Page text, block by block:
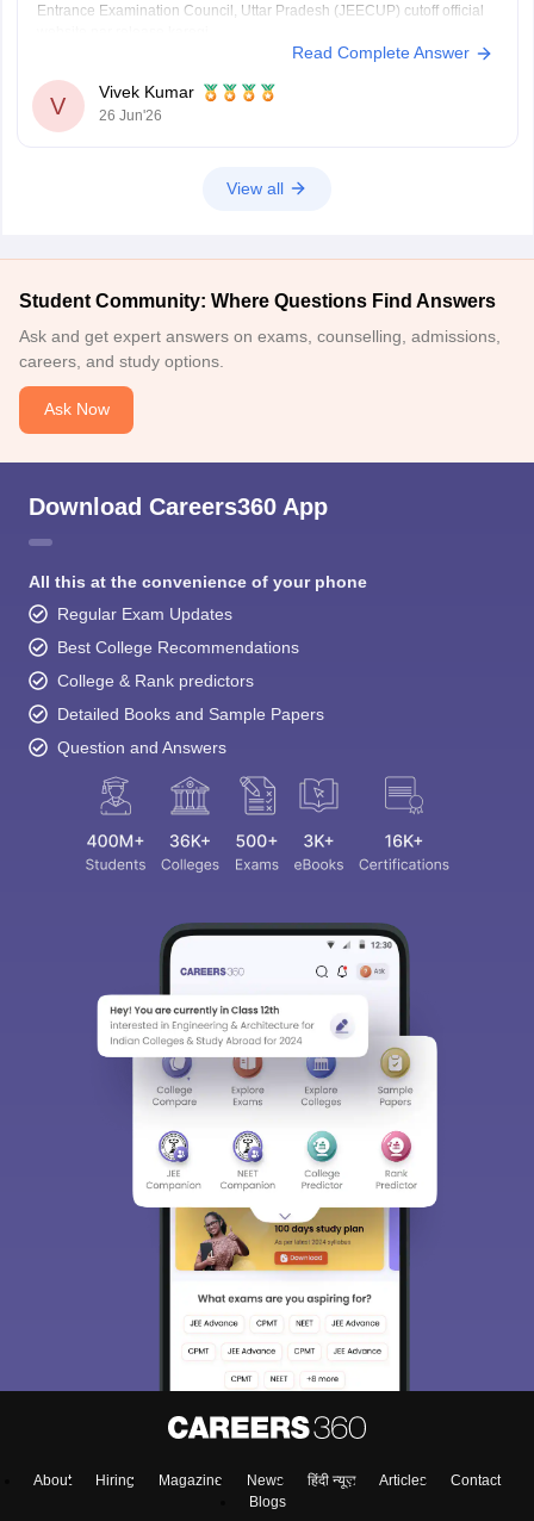
Entrance Examination Council, Uttar Pradesh (JEECUP) cutoff official
Aap previous years ke JEECUP cutoff diye hue link ke through dekh
Government,
Read Complete Answer
V
Vivek Kumar
26 Jun'26
View all
Student Community: Where Questions Find Answers
Ask and get expert answers on exams, counselling, admissions,
careers, and study options.
Ask Now
Download Careers360 App
All this at the convenience of your phone
Regular Exam Updates
Best College Recommendations
College & Rank predictors
Detailed Books and Sample Papers
Question and Answers
About Hiring Magazine News हिंदी न्यूज़ Articles
Contact
Blogs